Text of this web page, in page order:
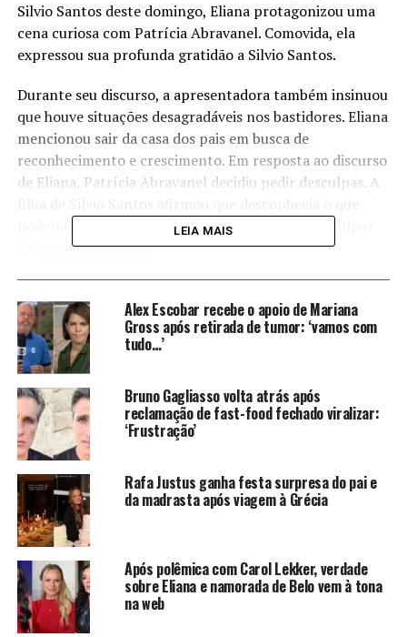
Silvio Santos deste domingo, Eliana protagonizou uma
cena curiosa com Patrícia Abravanel. Comovida, ela
expressou sua profunda gratidão a Silvio Santos.
Durante seu discurso, a apresentadora também insinuou
que houve situações desagradáveis nos bastidores. Eliana
mencionou sair da casa dos pais em busca de
reconhecimento e crescimento. Em resposta ao discurso
de Eliana, Patrícia Abravanel decidiu pedir desculpas. A
poderia ter ocorrido, mas que gostaria de se desculpar
de qualquer maneira.
Patrícia pediu perdão para
Eliana durante homenagem
Patrícia, afirmando que o pedido de desculpas era em
nome de toda a emissora e sua família, surpreendeu o
público com seu discurso. No entanto, não demorou
para que os internautas resgatassem uma cena
constrangedora. A cena ocorreu no mesmo programa,
mas com Silvio Santos no palco. Visivelmente
incomodada, Patrícia deu um chega para lá em Eliana e
chegou a chamá-la de chata. O vídeo voltou
rapidamente a viralizar nas redes sociais.
Relembre a situação
envolvendo Eliana e Patrícia
LEIA MAIS
Alex Escobar recebe o apoio de Mariana
Gross após retirada de tumor: ‘vamos com
tudo…’
Bruno Gagliasso volta atrás após
reclamação de fast-food fechado viralizar:
‘Frustração’
Rafa Justus ganha festa surpresa do pai e
da madrasta após viagem à Grécia
Após polêmica com Carol Lekker, verdade
sobre Eliana e namorada de Belo vem à tona
na web